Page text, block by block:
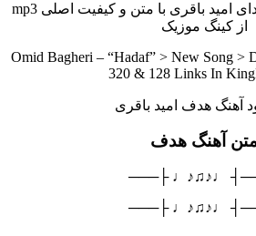
“هدف” با صدای امید باقری با متن و کیفیت اصلی mp3
از کینگ موزیک
Omid Bagheri – “Hadaf” > New Song >
320 & 128 Links In
آهنگ هدف
────┤ ♩♪♫♪♩
────┤ ♩♪♫♪♩